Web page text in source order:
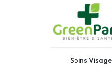
GREENPARA
Parapharmacie
Soins Visage